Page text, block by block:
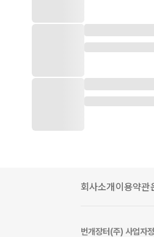
회사소개이용약관
번개장터(주) 사업자